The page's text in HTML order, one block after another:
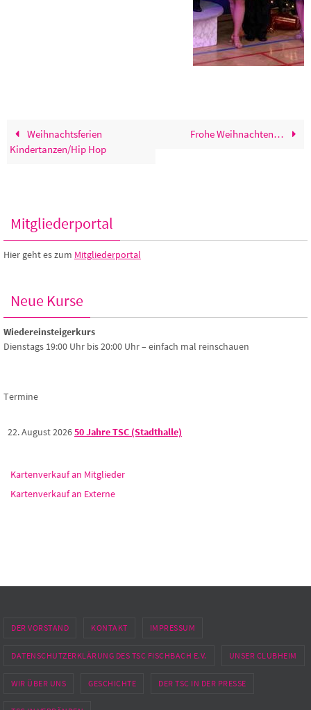
Weihnachtsferien
Kindertanzen/Hip Hop
Frohe Weihnachten…
Mitgliederportal
Hier geht es zum Mitgliederportal
Neue Kurse
Wiedereinsteigerkurs
Dienstags 19:00 Uhr bis 20:00 Uhr – einfach mal reinschauen
Termine
22. August 202650 Jahre TSC (Stadthalle)
Kartenverkauf an Mitglieder
Kartenverkauf an Externe
DER VORSTAND KONTAKT IMPRESSUM
DATENSCHUTZERKLÄRUNG DES TSC FISCHBACH E.V. UNSER CLUBHEIM
WIR ÜBER UNS GESCHICHTE DER TSC IN DER PRESSE